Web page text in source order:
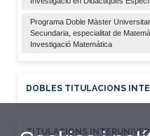
Programa Doble Màster
Secundaria, especialitat de
Investigació Matemática
DOBLES TITULACIONS
TITULACIONS